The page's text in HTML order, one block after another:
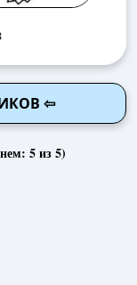
⇦
5из 5)